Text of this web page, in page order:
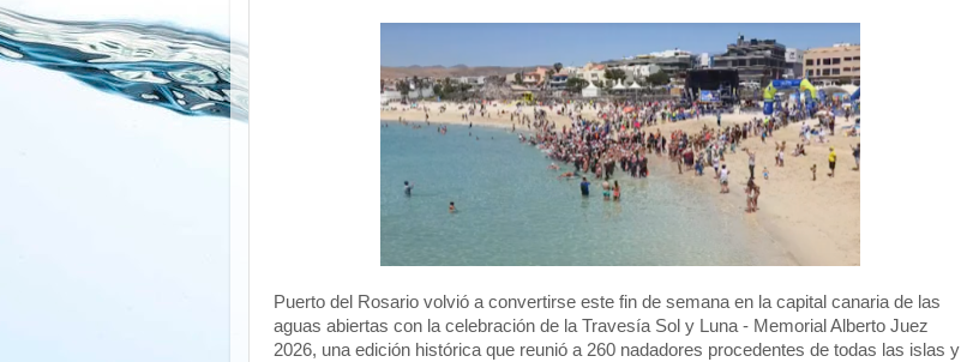
Puerto del Rosario volvió a convertirse este fin de semana en la capital canaria de las
aguas abiertas con la celebración de la Travesía Sol y Luna - Memorial Alberto Juez
2026, una edición histórica que reunió a 260 nadadores procedentes de todas las islas y